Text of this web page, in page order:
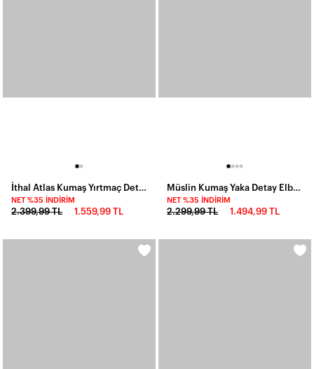
NET %35 İNDIRIM
2.399,99 TL 1.559,99 TL
NET %35 İNDIRIM
2.299,99 TL 1.494,99 TL